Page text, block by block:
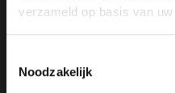
verzameld op basis van
Noodzakelijk
Toon alle